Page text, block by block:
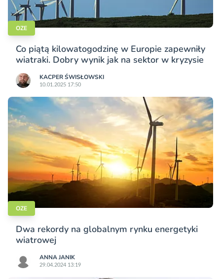
OZE
Co piątą kilowatogodzinę w Europie zapewniły
wiatraki. Dobry wynik jak na sektor w kryzysie
KACPER ŚWISŁO­WSKI
10.01.2025 17:50
OZE
Dwa rekordy na globalnym rynku energetyki
wiatrowej
ANNA JANIK
29.04.2024 13:19